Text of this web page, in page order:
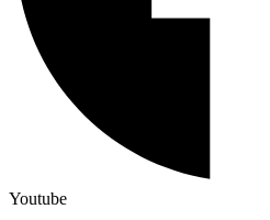
Youtube